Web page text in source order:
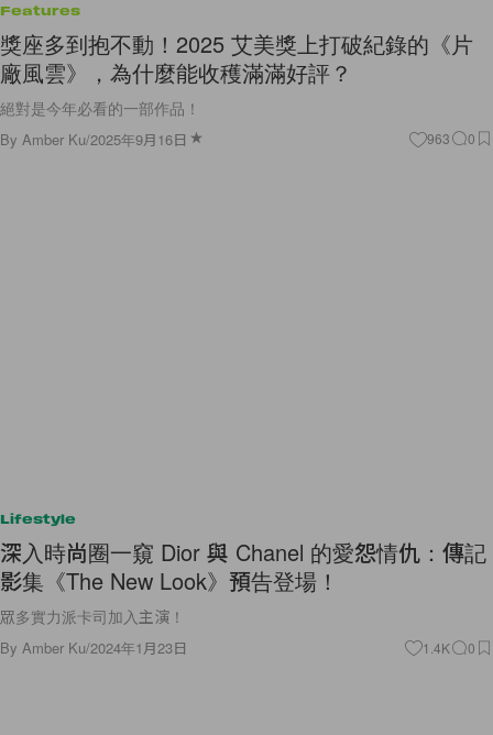
Features
獎座多到抱不動！2025 艾美獎上打破紀錄的《片
廠風雲》，為什麼能收穫滿滿好評？
絕對是今年必看的一部作品！
By Amber Ku/2025年9月16日 963 0
Lifestyle
深入時尚圈一窺 Dior 與 Chanel 的愛怨情仇：傳記
影集《The New Look》預告登場！
眾多實力派卡司加入主演！
By Amber Ku/2024年1月23日 1.4K 0